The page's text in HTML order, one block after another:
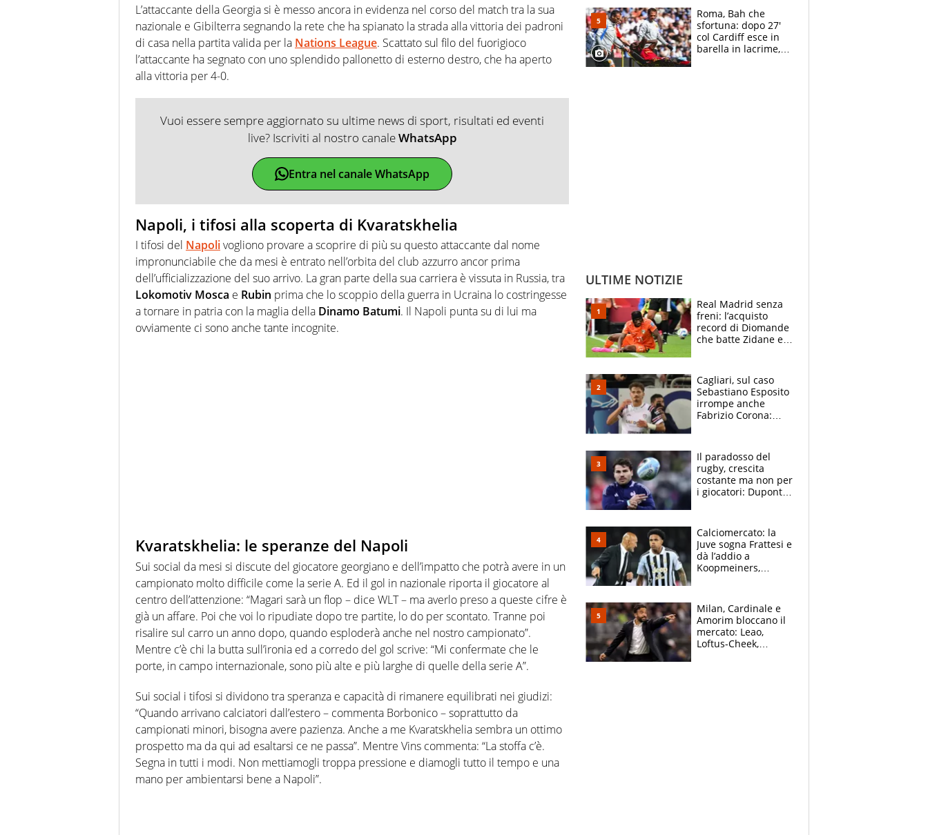
L’attaccante della Georgia si è messo ancora in evidenza nel corso del match tra la sua
nazionale e Gibilterra segnando la rete che ha spianato la strada alla vittoria dei padroni
di casa nella partita valida per la Nations League. Scattato sul filo del fuorigioco
l’attaccante ha segnato con uno splendido pallonetto di esterno destro, che ha aperto
alla vittoria per 4-0.
Vuoi essere sempre aggiornato su ultime news di sport, risultati ed eventi
live? Iscriviti al nostro canaleWhatsApp
Entra nel canale WhatsApp
Napoli, i tifosi alla scoperta di Kvaratskhelia
I tifosi del Napolivogliono provare a scoprire di più su questo attaccante dal nome
impronunciabile che da mesi è entrato nell’orbita del club azzurro ancor prima
dell’ufficializzazione del suo arrivo. La gran parte della sua carriera è vissuta in Russia, tra
Lokomotiv Mosca e Rubin prima che lo scoppio della guerra in Ucraina lo costringesse
a tornare in patria con la maglia della Dinamo Batumi. Il Napoli punta su di lui ma
ovviamente ci sono anche tante incognite.
Kvaratskhelia: le speranze del Napoli
Sui social da mesi si discute del giocatore georgiano e dell’impatto che potrà avere in un
campionato molto difficile come la serie A. Ed il gol in nazionale riporta il giocatore al
centro dell’attenzione: “Magari sarà un flop – dice WLT – ma averlo preso a queste cifre è
già un affare. Poi che voi lo ripudiate dopo tre partite, lo do per scontato. Tranne poi
risalire sul carro un anno dopo, quando esploderà anche nel nostro campionato”.
Mentre c’è chi la butta sull’ironia ed a corredo del gol scrive: “Mi confermate che le
porte, in campo internazionale, sono più alte e più larghe di quelle della serie A”.
Sui social i tifosi si dividono tra speranza e capacità di rimanere equilibrati nei giudizi:
“Quando arrivano calciatori dall’estero – commenta Borbonico – soprattutto da
campionati minori, bisogna avere pazienza. Anche a me Kvaratskhelia sembra un ottimo
prospetto ma da qui ad esaltarsi ce ne passa”. Mentre Vins commenta: “La stoffa c’è.
Segna in tutti i modi. Non mettiamogli troppa pressione e diamogli tutto il tempo e una
mano per ambientarsi bene a Napoli”.
Roma, Bah che
sfortuna: dopo 27'
col Cardiff esce in
barella in lacrime,
ULTIME NOTIZIE
Real Madrid senza
freni: l’acquisto
record di Diomande
che batte Zidane e
Cagliari, sul caso
Sebastiano Esposito
irrompe anche
Fabrizio Corona:
prove”
Il paradosso del
rugby, crescita
costante ma non per
i giocatori: Dupont
solo 1,4 milioni
all'anno
Calciomercato: la
Juve sogna Frattesi e
dà l’addio a
Koopmeiners,
scatenata
Milan, Cardinale e
Amorim bloccano il
mercato: Leao,
Loftus-Cheek,